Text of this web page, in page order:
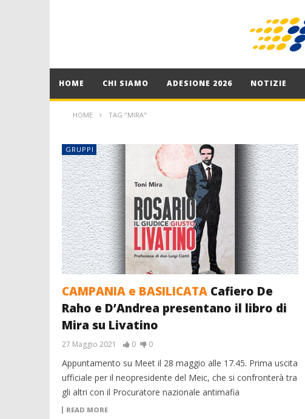
HOME CHI SIAMO ADESIONE 2026 NOTIZIE
HOME TAG "MIRA"
GRUPPI
CAMPANIA e BASILICATACafiero De
Raho e D’Andrea presentano il libro di
Mira su Livatino
27 Maggio 2021 0 0
Appuntamento su Meet il 28 maggio alle 17.45. Prima uscita
ufficiale per il neopresidente del Meic, che si confronterà tra
gli altri con il Procuratore nazionale antimafia
READ MORE